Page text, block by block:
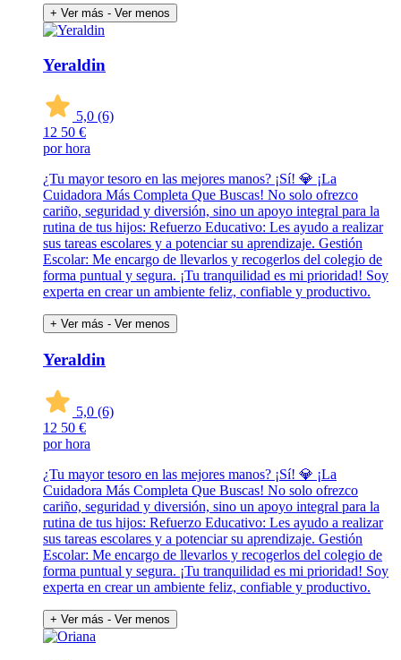
+ Ver más - Ver menos
Yeraldin
5,0 (6)
12 50 €
por hora
¿Tu mayor tesoro en las mejores manos? ¡Sí! 💎 ¡La
Cuidadora Más Completa Que Buscas! No solo ofrezco
cariño, seguridad y diversión, sino un apoyo integral para la
rutina de tus hijos: Refuerzo Educativo: Les ayudo a realizar
sus tareas escolares y a potenciar su aprendizaje. Gestión
Escolar: Me encargo de llevarlos y recogerlos del colegio de
forma puntual y segura. ¡Tu tranquilidad es mi prioridad! Soy
experta en crear un ambiente feliz, confiable y productivo.
+ Ver más - Ver menos
Yeraldin
5,0 (6)
12 50 €
por hora
¿Tu mayor tesoro en las mejores manos? ¡Sí! 💎 ¡La
Cuidadora Más Completa Que Buscas! No solo ofrezco
cariño, seguridad y diversión, sino un apoyo integral para la
rutina de tus hijos: Refuerzo Educativo: Les ayudo a realizar
sus tareas escolares y a potenciar su aprendizaje. Gestión
Escolar: Me encargo de llevarlos y recogerlos del colegio de
forma puntual y segura. ¡Tu tranquilidad es mi prioridad! Soy
experta en crear un ambiente feliz, confiable y productivo.
+ Ver más - Ver menos